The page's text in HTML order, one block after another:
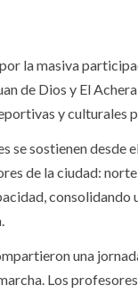
la masiva
de Dios y El
y culturales
se sostienen desde
de la ciudad:
consolidando
una
Los